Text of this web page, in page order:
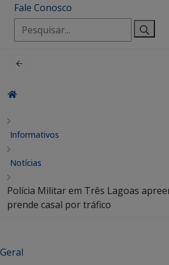
Fale Conosco
Pesquisar
por:
Informativos
Notícias
Polícia Militar em Três Lagoas
prende casal por tráfico
Geral